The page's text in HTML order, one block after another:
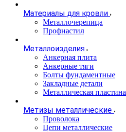
Материалы для кровли
Металлочерепица
Профнастил
Металлоизделия
Анкерная плита
Анкерные тяги
Болты фундаментные
Закладные детали
Металлическая пластина
Метизы металлические
Проволока
Цепи металлические